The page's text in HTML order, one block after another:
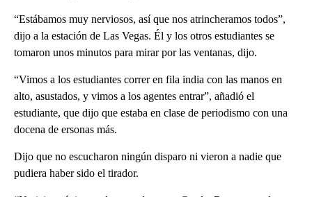
“Estábamos muy nerviosos, así que nos atrincheramos todos”,
dijo a la estación de Las Vegas. Él y los otros estudiantes se
tomaron unos minutos para mirar por las ventanas, dijo.
“Vimos a los estudiantes correr en fila india con las manos en
alto, asustados, y vimos a los agentes entrar”, añadió el
estudiante, que dijo que estaba en clase de periodismo con una
docena de ersonas más.
Dijo que no escucharon ningún disparo ni vieron a nadie que
pudiera haber sido el tirador.